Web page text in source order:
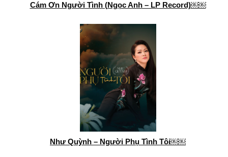
Cám Ơn Người Tình (Ngọc Anh – LP Record)￼￼
Như Quỳnh – Người Phụ Tình Tôi￼￼